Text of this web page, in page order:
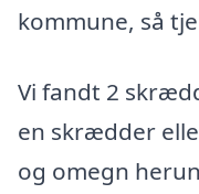
kommune, så
Vi fandt 2
en skrædder
og omegn